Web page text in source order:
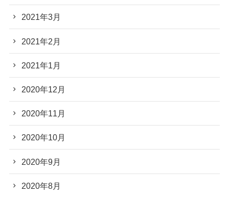
2021年3月
2021年2月
2021年1月
2020年12月
2020年11月
2020年10月
2020年9月
2020年8月